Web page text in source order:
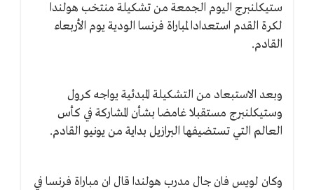
ستيكلنبرج اليوم الجمعة من تشكيلة منتخب هولندا
لكرة القدم استعدادا لمباراة فرنسا الودية يوم الأربعاء
القادم.
وبعد الاستبعاد من التشكيلة المبدئية يواجه كرول
وستيكلنبرج مستقبلا غامضا بشأن المشاركة في كأس
العالم التي تستضيفها البرازيل بداية من يونيو القادم.
وكان لويس فان جال مدرب هولندا قال ان مباراة فرنسا في